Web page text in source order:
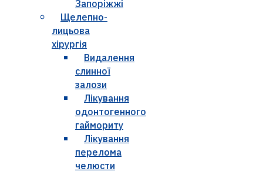
Запоріжжі
Щелепно-
лицьова
хірургія
Видалення
слинної
залози
Лікування
одонтогенного
гаймориту
Лікування
перелома
челюсти